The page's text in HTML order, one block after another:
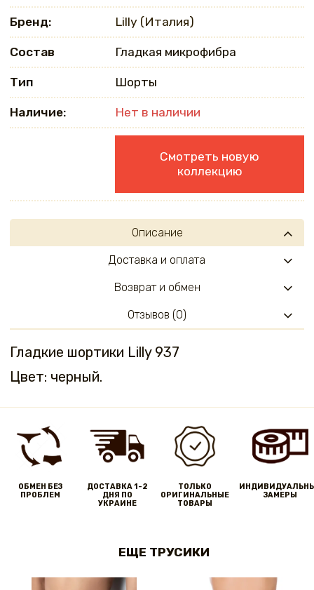
Бренд: Lilly (Италия)
Состав Гладкая микрофибра
Тип Шорты
Наличие: Нет в наличии
Смотреть новую
коллекцию
Описание
Гладкие шортики Lilly 937
Цвет: черный.
Доставка и оплата
Возврат и обмен
Отзывов (0)
ОБМЕН БЕЗ
ПРОБЛЕМ
ДОСТАВКА 1-2
ДНЯ ПО
УКРАИНЕ
ТОЛЬКО
ОРИГИНАЛЬНЫЕ
ТОВАРЫ
ЗАМЕРЫ
ЕЩЕ ТРУСИКИ